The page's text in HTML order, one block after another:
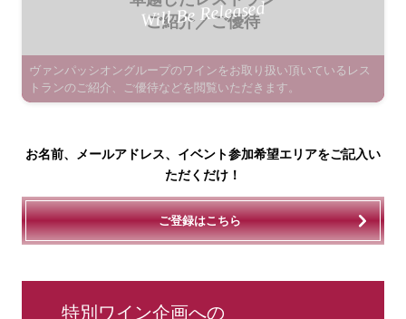
Will Be Released
ご紹介／ご優待
ヴァンパッシオングループのワインをお取り扱い頂いているレス
トランのご紹介、ご優待などを閲覧いただきます。
お名前、メールアドレス、イベント参加希望エリアをご記入い
ただくだけ！
ご登録はこちら
特別ワイン企画への